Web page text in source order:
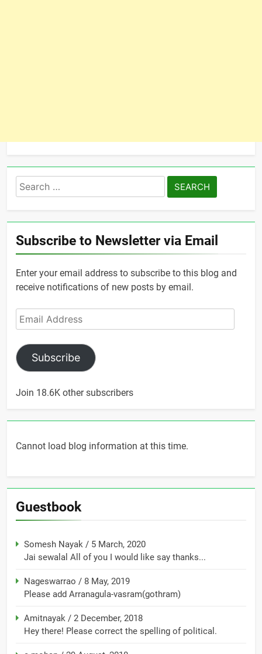
Search
for:
Subscribe to Newsletter via Email
Enter your email address to subscribe to this blog and
receive notifications of new posts by email.
Email
Address
Subscribe
Join 18.6K other subscribers
Cannot load blog information at this time.
Guestbook
Somesh Nayak / 5 March, 2020
Jai sewalal All of you I would like say thanks...
Nageswarrao / 8 May, 2019
Please add Arranagula-vasram(gothram)
Amitnayak / 2 December, 2018
Hey there! Please correct the spelling of political.